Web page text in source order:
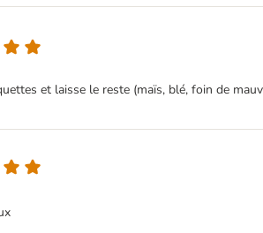
et laisse le reste (maïs, blé, foin de